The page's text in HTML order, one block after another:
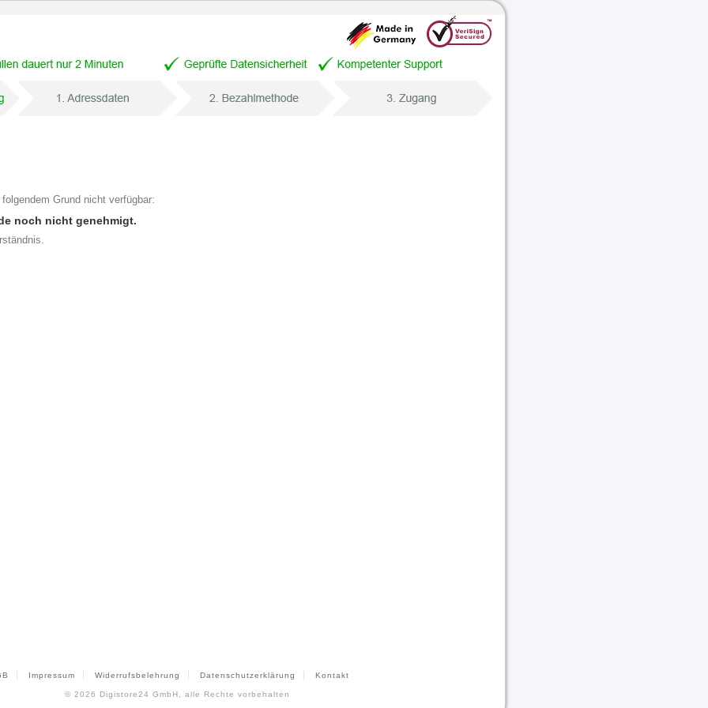
Grund nicht verfügbar:
noch nicht genehmigt.
Impressum Widerrufsbelehrung Datenschutzerklärung Kontakt
© 2026 Digistore24 GmbH, alle Rechte vorbehalten